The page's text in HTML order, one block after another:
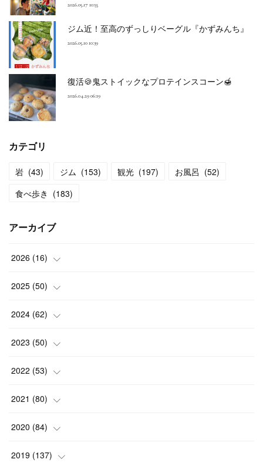
2026.05.17 10:55
ジム近！至高のずっしりベーグル『かずみんち』
2026.05.10 10:39
復活🍪鬼ストイックなプロテインスコーン🍯
2026.04.29 06:19
カテゴリ
岩 (43) ジム (153) 観光 (197) お風呂 (52)
食べ歩き (183)
アーカイブ
2026 (16)
(2)
(2)
(3)
(3)
( 3)
2025 (50)
(3)
(4)
(4)
(4)
( 4)
2024 (62)
(6)
(5)
(6)
( 6)
( 5)
2023 (50)
(7)
(5)
(5)
(2)
2022 (53)
(4)
(5)
(4)
2021 (80)
(7)
(5)
2020 (84)
(9)
2019 (137)